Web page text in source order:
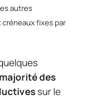
autres
fixes par
des
sur le